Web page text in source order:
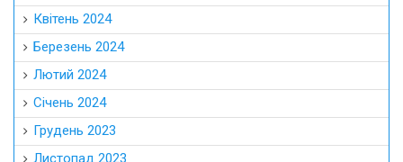
Квітень 2024
Березень 2024
Лютий 2024
Січень 2024
Грудень 2023
Листопад 2023